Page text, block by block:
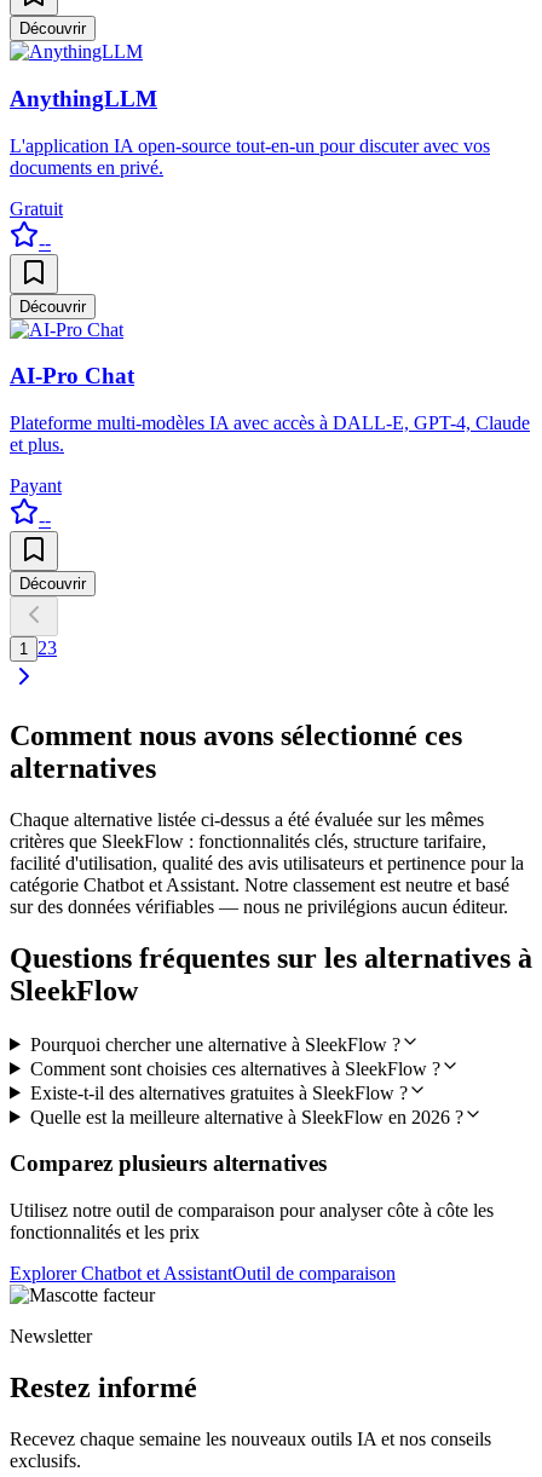
Découvrir
AnythingLLM
L'application IA open-source tout-en-un pour discuter avec vos
documents en privé.
Gratuit
--
Découvrir
AI-Pro Chat
Plateforme multi-modèles IA avec accès à DALL-E, GPT-4, Claude
et plus.
Payant
--
Découvrir
1 23
Comment nous avons sélectionné ces
alternatives
Chaque alternative listée ci-dessus a été évaluée sur les mêmes
critères que SleekFlow : fonctionnalités clés, structure tarifaire,
facilité d'utilisation, qualité des avis utilisateurs et pertinence pour la
catégorie Chatbot et Assistant. Notre classement est neutre et basé
sur des données vérifiables — nous ne privilégions aucun éditeur.
Questions fréquentes sur les alternatives à
SleekFlow
Pourquoi chercher une alternative à SleekFlow ?
Comment sont choisies ces alternatives à SleekFlow ?
Existe-t-il des alternatives gratuites à SleekFlow ?
Quelle est la meilleure alternative à SleekFlow en 2026 ?
Comparez plusieurs alternatives
Utilisez notre outil de comparaison pour analyser côte à côte les
fonctionnalités et les prix
Explorer Chatbot et AssistantOutil de comparaison
Newsletter
Restez informé
Recevez chaque semaine les nouveaux outils IA et nos conseils
exclusifs.